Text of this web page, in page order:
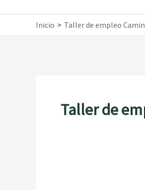
Inicio Taller de empleo
Taller de